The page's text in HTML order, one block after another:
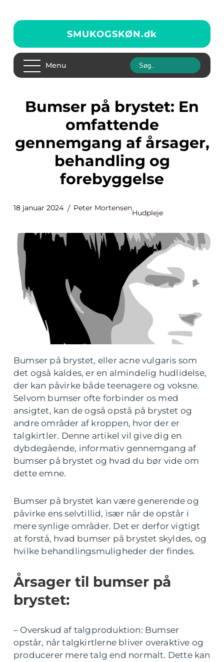
SMUKOGSKØN.dk
Menu
Bumser på brystet: En
omfattende
gennemgang af årsager,
behandling og
forebyggelse
18 januar 2024 Peter Mortensen
Hudpleje
Bumser på brystet, eller acne vulgaris som
det også kaldes, er en almindelig hudlidelse,
der kan påvirke både teenagere og voksne.
Selvom bumser ofte forbinder os med
ansigtet, kan de også opstå på brystet og
andre områder af kroppen, hvor der er
talgkirtler. Denne artikel vil give dig en
dybdegående, informativ gennemgang af
bumser på brystet og hvad du bør vide om
dette emne.
Bumser på brystet kan være generende og
påvirke ens selvtillid, især når de opstår i
mere synlige områder. Det er derfor vigtigt
at forstå, hvad bumser på brystet skyldes, og
hvilke behandlingsmuligheder der findes.
Årsager til bumser på
brystet:
– Overskud af talgproduktion: Bumser
opstår, når talgkirtlerne bliver overaktive og
producerer mere talg end normalt. Dette kan